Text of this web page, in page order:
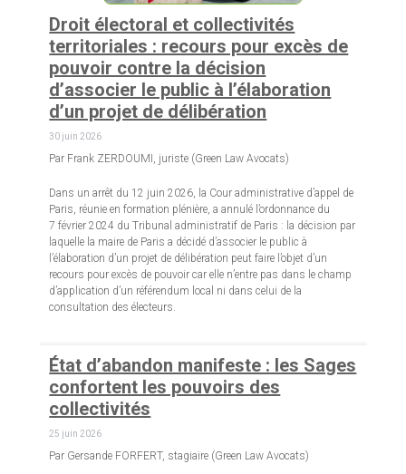
Droit électoral et collectivités
territoriales : recours pour excès de
pouvoir contre la décision
d’associer le public à l’élaboration
d’un projet de délibération
30 juin 2026
Par Frank ZERDOUMI, juriste (Green Law Avocats)
Dans un arrêt du 12 juin 2026, la Cour administrative d’appel de
Paris, réunie en formation plénière, a annulé l’ordonnance du
7 février 2024 du Tribunal administratif de Paris : la décision par
laquelle la maire de Paris a décidé d’associer le public à
l’élaboration d’un projet de délibération peut faire l’objet d’un
recours pour excès de pouvoir car elle n’entre pas dans le champ
d’application d’un référendum local ni dans celui de la
consultation des électeurs.
État d’abandon manifeste : les Sages
confortent les pouvoirs des
collectivités
25 juin 2026
Par Gersande FORFERT, stagiaire (Green Law Avocats)